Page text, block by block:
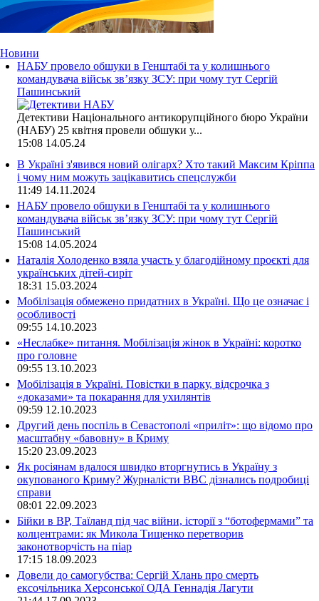
Новини
НАБУ провело обшуки в Генштабі та у колишнього
командувача військ зв’язку ЗСУ: при чому тут Сергій
Пашинський
Детективи Національного антикорупційного бюро України
(НАБУ) 25 квітня провели обшуки у...
15:08 14.05.24
В Україні з'явився новий олігарх? Хто такий Максим Кріппа
і чому ним можуть зацікавитись спецслужби
11:49 14.11.2024
НАБУ провело обшуки в Генштабі та у колишнього
командувача військ зв’язку ЗСУ: при чому тут Сергій
Пашинський
15:08 14.05.2024
Наталія Холоденко взяла участь у благодійному проєкті для
українських дітей-сиріт
18:31 15.03.2024
Мобілізація обмежено придатних в Україні. Що це означає і
особливості
09:55 14.10.2023
«Неслабке» питання. Мобілізація жінок в Україні: коротко
про головне
09:55 13.10.2023
Мобілізація в Україні. Повістки в парку, відсрочка з
«доказами» та покарання для ухилянтів
09:59 12.10.2023
Другий день поспіль в Севастополі «приліт»: що відомо про
масштабну «бавовну» в Криму
15:20 23.09.2023
Як росіянам вдалося швидко вторгнутись в Україну з
окупованого Криму? Журналісти ВВС дізнались подробиці
справи
08:01 22.09.2023
Бійки в ВР, Таїланд під час війни, історії з “ботофермами” та
колцентрами: як Микола Тищенко перетворив
законотворчість на піар
17:15 18.09.2023
Довели до самогубства: Сергій Хлань про смерть
ексочільника Херсонської ОДА Геннадія Лагути